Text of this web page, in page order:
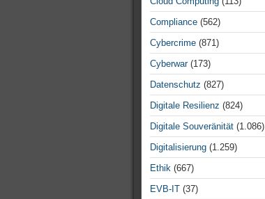
Compliance (562)
Cybercrime (871)
Cyberwar(173)
Datenschutz (827)
Digitale Resilienz (824)
Digitale Souveränität (1.086)
Digitalisierung (1.259)
Ethik (667)
EVB-IT (37)